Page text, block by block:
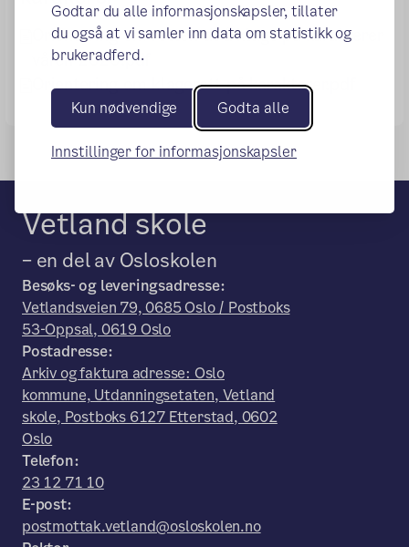
Godtar du alle informasjonskapsler, tillater
du også at vi samler inn data om statistikk og
brukeradferd.
Kun nødvendige Godta alle
Innstillinger for informasjonskapsler
Orientering om retten til å klage på karakterer
våren 2020.pdf
Orientering om klagerett på karakterer.pdf
Vetland skole
– en del av Osloskolen
Besøks- og leveringsadresse:
Vetlandsveien 79, 0685 Oslo / Postboks
53-Oppsal, 0619 Oslo
Postadresse:
Arkiv og faktura adresse: Oslo
kommune, Utdanningsetaten, Vetland
skole, Postboks 6127 Etterstad, 0602
Oslo
Telefon:
23 12 71 10
E-post:
postmottak.vetland@osloskolen.no